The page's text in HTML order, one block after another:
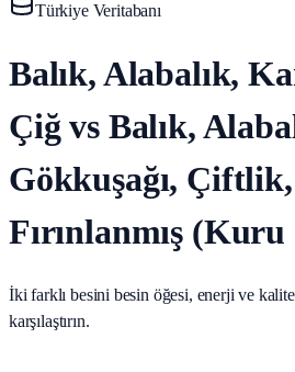
Türkiye Veritabanı
Balık, Alabalık,
Çiğ vs Balık,
Gökkuşağı,
Fırınlanmış (Kuru
İki farklı besini besin öğesi, enerji ve kalite
karşılaştırın.